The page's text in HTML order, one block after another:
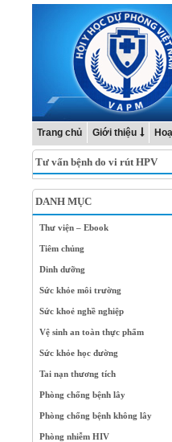
Trang chủ Giới thiệu
Tư vấn bệnh do vi rút HPV
DANH MỤC
Thư viện – Ebook
Tiêm chủng
Dinh dưỡng
Sức khỏe môi trường
Sức khoẻ nghề nghiệp
Vệ sinh an toàn thực phẩm
Sức khỏe học đường
Tai nạn thương tích
Phòng chống bệnh lây
Phòng chống bệnh không lây
Phòng nhiễm HIV